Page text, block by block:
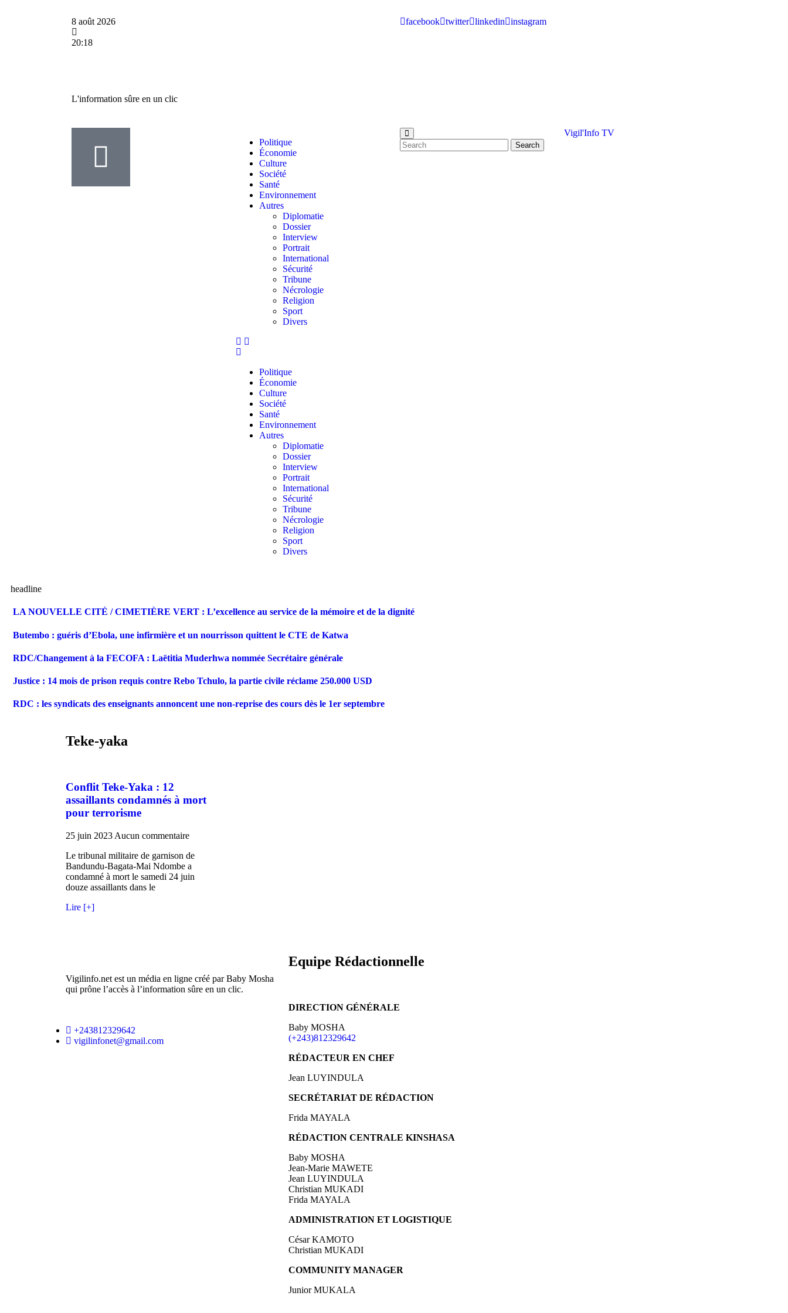
8 août 2026
20:18
facebook twitter linkedin instagram
L'information sûre en un clic
Politique
Économie
Culture
Société
Santé
Environnement
Autres
Diplomatie
Dossier
Interview
Portrait
International
Sécurité
Tribune
Nécrologie
Religion
Sport
Divers
Politique
Économie
Culture
Société
Santé
Environnement
Autres
Diplomatie
Dossier
Interview
Portrait
International
Sécurité
Tribune
Nécrologie
Religion
Sport
Divers
Search
Vigil'Info TV
headline
LA NOUVELLE CITÉ / CIMETIÈRE VERT : L’excellence au service de la mémoire et de la dignité
Butembo : guéris d’Ebola, une infirmière et un nourrisson quittent le CTE de Katwa
RDC/Changement à la FECOFA : Laëtitia Muderhwa nommée Secrétaire générale
Justice : 14 mois de prison requis contre Rebo Tchulo, la partie civile réclame 250.000 USD
RDC : les syndicats des enseignants annoncent une non-reprise des cours dès le 1er septembre
Teke-yaka
Conflit Teke-Yaka : 12
assaillants condamnés à mort
pour terrorisme
25 juin 2023 Aucun commentaire
Le tribunal militaire de garnison de
Bandundu-Bagata-Mai Ndombe a
condamné à mort le samedi 24 juin
douze assaillants dans le
Lire [+]
Vigilinfo.net est un média en ligne créé par Baby Mosha
qui prône l’accès à l’information sûre en un clic.
+243812329642
vigilinfonet@gmail.com
Equipe Rédactionnelle
DIRECTION GÉNÉRALE
Baby MOSHA
(+243)812329642
RÉDACTEUR EN CHEF
Jean LUYINDULA
SECRÉTARIAT DE RÉDACTION
Frida MAYALA
RÉDACTION CENTRALE KINSHASA
Baby MOSHA
Jean-Marie MAWETE
Jean LUYINDULA
Christian MUKADI
Frida MAYALA
ADMINISTRATION ET LOGISTIQUE
César KAMOTO
Christian MUKADI
COMMUNITY MANAGER
Junior MUKALA